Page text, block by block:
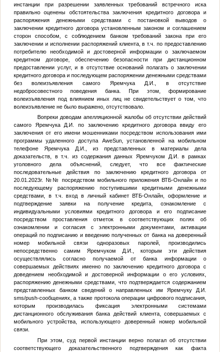
инстанции при разрешении заявленных требований встречного иска
правильно оценены обстоятельства заключения кредитного договора и
распоряжения денежными средствами с постановкой выводов о
заключении кредитного договора установленным законом и соглашением
сторон способом, с соблюдением банком требований закона при его
заключении и исполнении распоряжений клиента, в т.ч. по предоставлению
потребителю необходимой и достоверной информации о заключаемом
кредитном договоре, обеспечению безопасности при дистанционном
предоставлении услуг, и в отсутствие оснований полагать о заключении
кредитного договора и последующем распоряжении денежными средствами
без волеизъявления самого Яремчука Д.И., в отсутствие
недобросовестного поведения банка. При этом, формирование
волеизъявления под влиянием иных лиц не свидетельствует о том, что
волеизъявление не было выражено, отсутствовало.
Вопреки доводам апелляционной жалобы об отсутствии действий
самого Яремчука Д.И. по заключению кредитного договора ввиду его
заключения от его имени мошенниками посредством использования ими
программы удаленного доступа AweSun, установленной на мобильном
телефоне Яремчука Д.И., из представленных в материалы дела
доказательств, в т.ч. из содержания данных Яремчуком Д.И. в рамках
уголовного дела объяснений, следует, что все фактические
последовательные действия по заключению кредитного договора от
20.01.2023г. № № посредством мобильного приложения ВТБ-Онлайн и по
последующему распоряжению поступившими кредитными денежными
средствами, в т.ч. вход в личный кабинет ВТБ-Онлайн, оформление и
подтверждение заявки на получение кредита, ознакомление с
индивидуальными условиями кредитного договора и его подписание
посредством проставления отметок в соответствующих полях об
ознакомлении и согласия с электронными документами, активации
операций по подписанию и введению полученных от банка на доверенный
номер мобильной связи одноразовых паролей, производились
непосредственно самим Яремчуком Д.И., которым эти действия
осуществлялись согласно получаемой от банка информации о
совершаемых действиях именно по заключению кредитного договора с
доведением необходимой и достоверной информации о его условиях,
распоряжению денежными средствами, что подтверждается содержанием
представленных банком сведений о направленных им Яремчуку Д.И.
sms/push-сообщениях, а также протокола операции цифрового подписания,
которым производилась фиксация электронными системами
дистанционного обслуживания банка действий клиента, совершаемых с
мобильного устройства, использующего доверенный номер мобильной
связи.
При этом, суд первой инстанции верно полагал об отсутствии
соответствующего доказательственного подтверждения как факта